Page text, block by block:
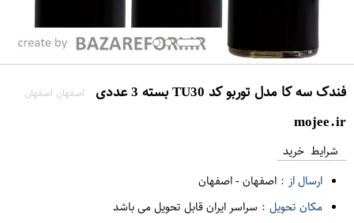
فندک سه کا مدل توربو کد TU30 بسته 3 عددی اصفهان اصفهان
mojee.ir
شرایط خرید
ارسال از : اصفهان-اصفهان
مکان تحویل : سراسر ایران قابل تحویل می باشد